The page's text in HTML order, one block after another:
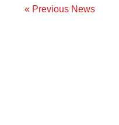
« Previous News